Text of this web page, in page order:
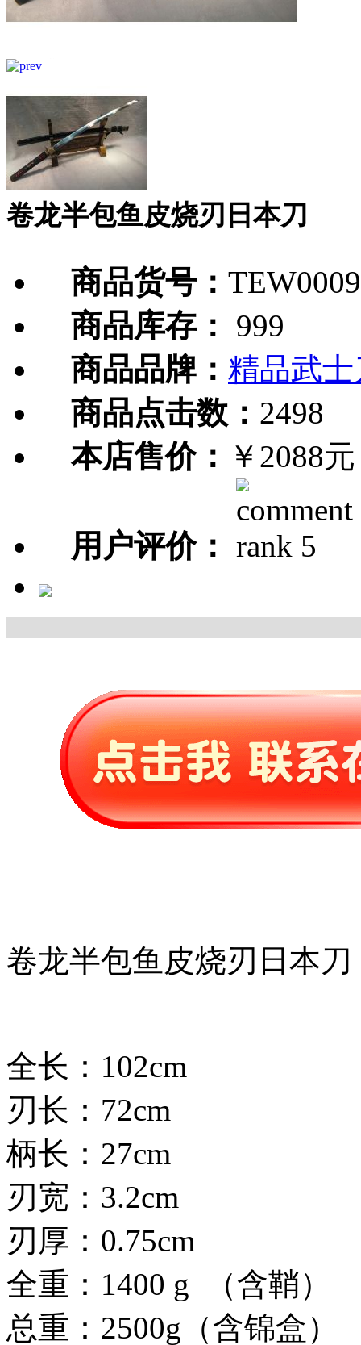
卷龙半包鱼皮烧刃日本刀
商品货号：
商品库存：
999
商品品牌： 精品武士
商品点击数： 2498
本店售价： ￥2088元
用户评价：
卷龙半包鱼皮烧刃日本刀
全长：102cm
刃长：72cm
柄长：27cm
刃宽：3.2cm
刃厚：0.75cm
全重：1400 g （含鞘）
总重：2500g（含锦盒）